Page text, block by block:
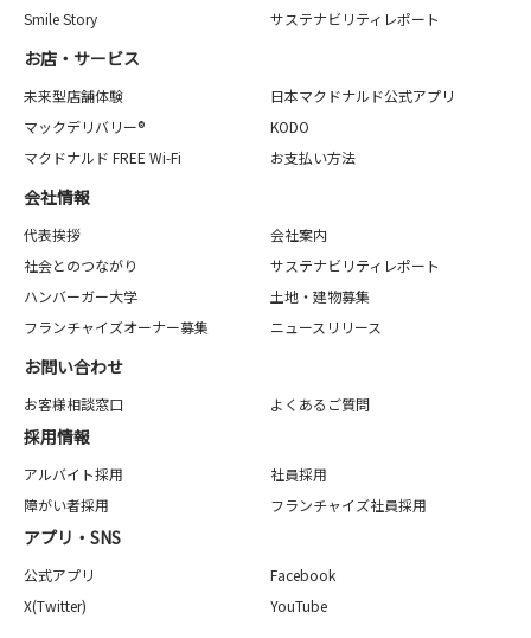
Smile Story
サステナビリティレポート
お店・サービス
未来型店舗体験
日本マクドナルド公式アプリ
マックデリバリー®
KODO
マクドナルド FREE Wi-Fi
お支払い方法
会社情報
代表挨拶
会社案内
社会とのつながり
サステナビリティレポート
ハンバーガー大学
土地・建物募集
フランチャイズオーナー募集
ニュースリリース
お問い合わせ
お客様相談窓口 よくあるご質問
採用情報
アルバイト採用
社員採用
障がい者採用
フランチャイズ社員採用
アプリ・SNS
公式アプリ
Facebook
X(Twitter)
YouTube